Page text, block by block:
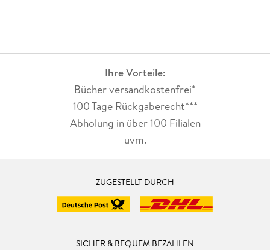
Ihre Vorteile:
Bücher versandkostenfrei*
100 Tage Rückgaberecht***
Abholung in über 100 Filialen
uvm.
ZUGESTELLT DURCH
SICHER & BEQUEM BEZAHLEN